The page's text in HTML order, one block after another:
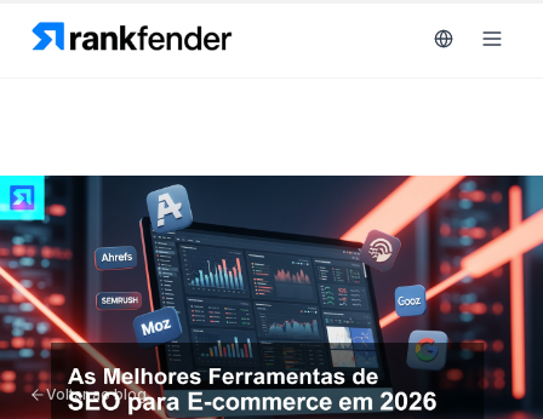
Plataforma
MONITORIZAR
RAIVE
Engine
Soluções
Recursos
Ferramentas
gratuitas
Free Trial
Voltar ao blog